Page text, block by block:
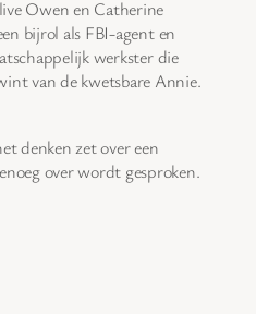
Owen en Catherine
bijrol als FBI-agent en
werkster die
van de kwetsbare Annie.
denken zet over een
over wordt gesproken.